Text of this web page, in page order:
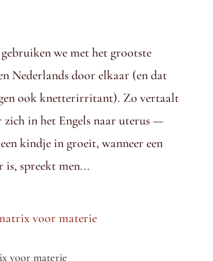
we met het grootste
Nederlands door elkaar (en dat
ook knetterirritant). Zo vertaalt
zich in het Engels naar uterus —
kindje in groeit, wanneer een
is, spreekt men...
voor materie